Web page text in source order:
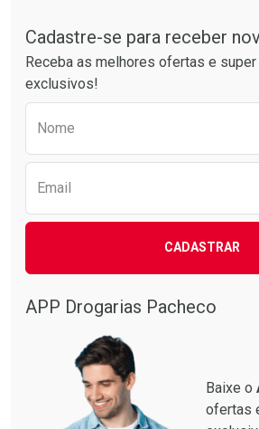
Por R$ 50,25/cada
Por
Cadastre-se para receber
Receba as melhores ofertas e
exclusivos!
Nome
Email
CADASTRAR
APP Drogarias Pacheco
Baixe o
ofertas